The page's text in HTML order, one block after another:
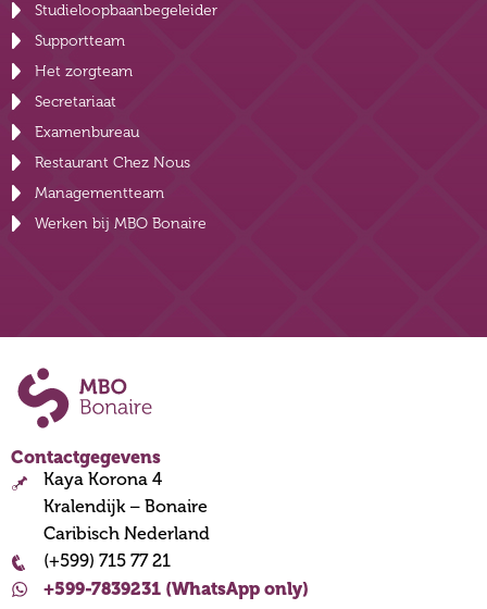
Studieloopbaanbegeleider
Supportteam
Het zorgteam
Secretariaat
Examenbureau
Restaurant Chez Nous
Managementteam
Werken bij MBO Bonaire
Contactgegevens
Kaya Korona 4
Kralendijk – Bonaire
Caribisch Nederland
(+599) 715 77 21
+599-7839231 (WhatsApp only)